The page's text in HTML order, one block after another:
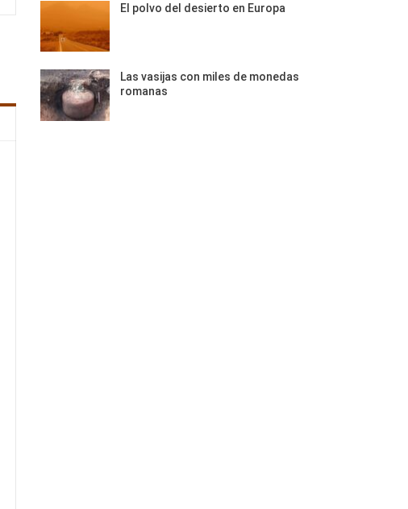
El polvo del desierto en Europa
Las vasijas con miles de monedas
romanas